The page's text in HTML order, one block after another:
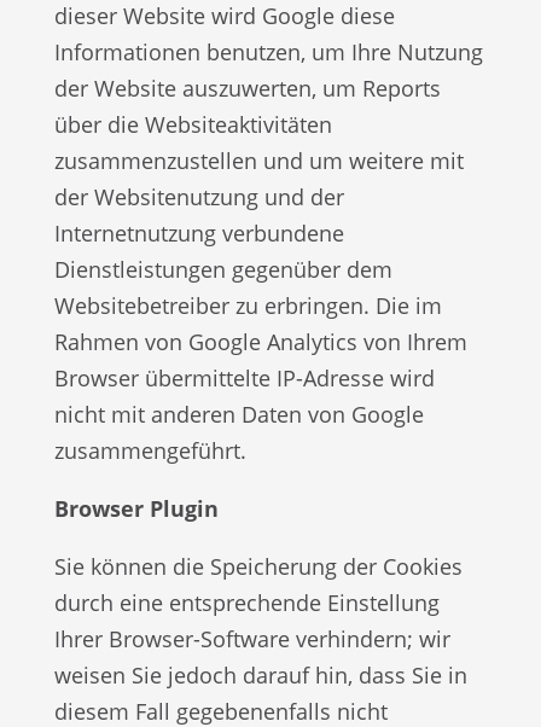
dieser Website wird Google diese
Informationen benutzen, um Ihre Nutzung
der Website auszuwerten, um Reports
über die Websiteaktivitäten
zusammenzustellen und um weitere mit
der Websitenutzung und der
Internetnutzung verbundene
Dienstleistungen gegenüber dem
Websitebetreiber zu erbringen. Die im
Rahmen von Google Analytics von Ihrem
Browser übermittelte IP-Adresse wird
nicht mit anderen Daten von Google
zusammengeführt.
Browser Plugin
Sie können die Speicherung der Cookies
durch eine entsprechende Einstellung
Ihrer Browser-Software verhindern; wir
weisen Sie jedoch darauf hin, dass Sie in
diesem Fall gegebenenfalls nicht